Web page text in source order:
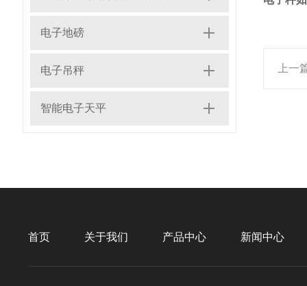
电子地磅
电子吊秤
智能电子天平
上一
首页 关于我们 产品中心 新闻中心